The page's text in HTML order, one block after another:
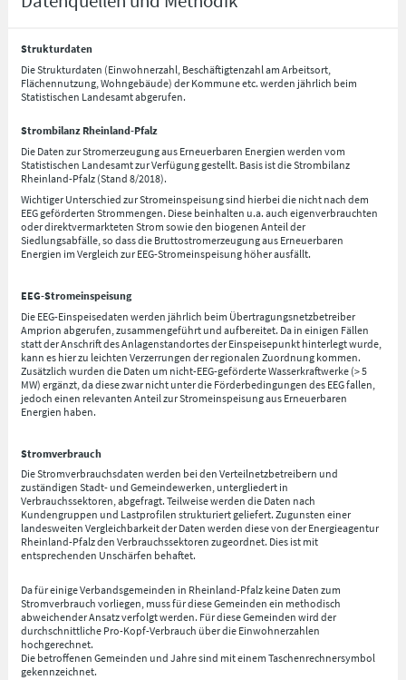
Strukturdaten
Die Strukturdaten (Einwohnerzahl, Beschäftigtenzahl am Arbeitsort,
Flächennutzung, Wohngebäude) der Kommune etc. werden jährlich beim
Statistischen Landesamt abgerufen.
Strombilanz Rheinland-Pfalz
Die Daten zur Stromerzeugung aus Erneuerbaren Energien werden vom
Statistischen Landesamt zur Verfügung gestellt. Basis ist die Strombilanz
Rheinland-Pfalz (Stand 8/2018).
Wichtiger Unterschied zur Stromeinspeisung sind hierbei die nicht nach dem
EEG geförderten Strommengen. Diese beinhalten u.a. auch eigenverbrauchten
oder direktvermarkteten Strom sowie den biogenen Anteil der
Siedlungsabfälle, so dass die Bruttostromerzeugung aus Erneuerbaren
Energien im Vergleich zur EEG-Stromeinspeisung höher ausfällt.
EEG-Stromeinspeisung
Die EEG-Einspeisedaten werden jährlich beim Übertragungsnetzbetreiber
Amprion abgerufen, zusammengeführt und aufbereitet. Da in einigen Fällen
statt der Anschrift des Anlagenstandortes der Einspeisepunkt hinterlegt wurde,
kann es hier zu leichten Verzerrungen der regionalen Zuordnung kommen.
Zusätzlich wurden die Daten um nicht-EEG-geförderte Wasserkraftwerke (> 5
MW) ergänzt, da diese zwar nicht unter die Förderbedingungen des EEG fallen,
jedoch einen relevanten Anteil zur Stromeinspeisung aus Erneuerbaren
Energien haben.
Stromverbrauch
Die Stromverbrauchsdaten werden bei den Verteilnetzbetreibern und
zuständigen Stadt- und Gemeindewerken, untergliedert in
Verbrauchssektoren, abgefragt. Teilweise werden die Daten nach
Kundengruppen und Lastprofilen strukturiert geliefert. Zugunsten einer
landesweiten Vergleichbarkeit der Daten werden diese von der Energieagentur
Rheinland-Pfalz den Verbrauchssektoren zugeordnet. Dies ist mit
entsprechenden Unschärfen behaftet.
Da für einige Verbandsgemeinden in Rheinland-Pfalz keine Daten zum
Stromverbrauch vorliegen, muss für diese Gemeinden ein methodisch
abweichender Ansatz verfolgt werden. Für diese Gemeinden wird der
durchschnittliche Pro-Kopf-Verbrauch über die Einwohnerzahlen
hochgerechnet.
Die betroffenen Gemeinden und Jahre sind mit einem Taschenrechnersymbol
gekennzeichnet.